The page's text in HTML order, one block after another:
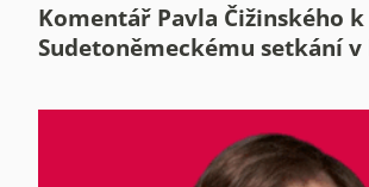
Komentář Pavla Čižinského k
Sudetoněmeckému setkání v